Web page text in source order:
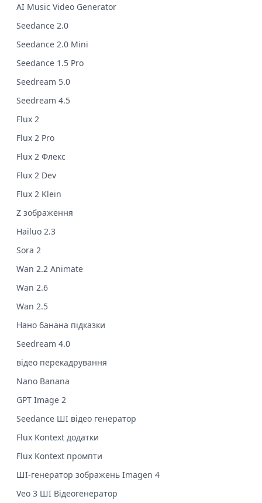
AI Music Video Generator
Seedance 2.0
Seedance 2.0 Mini
Seedance 1.5 Pro
Seedream 5.0
Seedream 4.5
Flux 2
Flux 2 Pro
Flux 2 Флекс
Flux 2 Dev
Flux 2 Klein
Z зображення
Hailuo 2.3
Sora 2
Wan 2.2 Animate
Wan 2.6
Wan 2.5
Нано банана підказки
Seedream 4.0
відео перекадрування
Nano Banana
GPT Image 2
Seedance ШІ відео генератор
Flux Kontext додатки
Flux Kontext промпти
ШІ-генератор зображень Imagen 4
Veo 3 ШІ Відеогенератор